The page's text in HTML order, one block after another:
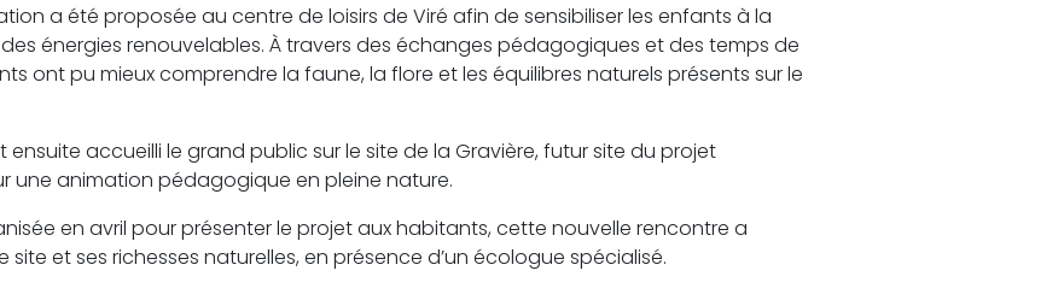
a été proposée au centre de loisirs de Viré afin de sensibiliser les enfants à la
énergies renouvelables. À travers des échanges pédagogiques et des temps de
ont pu mieux comprendre la faune, la flore et les équilibres naturels présents sur le
ensuite accueilli le grand public sur le site de la Gravière, futur site du projet
une animation pédagogique en pleine nature.
en avril pour présenter le projet aux habitants, cette nouvelle rencontre a
et ses richesses naturelles, en présence d’un écologue spécialisé.